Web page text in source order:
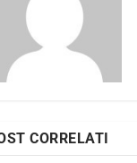
CORRELATI